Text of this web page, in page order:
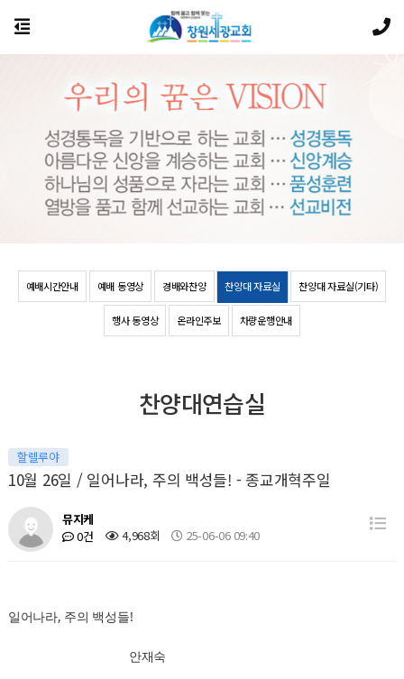
예배시간안내 예배 동영상 경배와찬양 찬양대 자료실 찬양대 자료실(기타)
행사 동영상 온라인주보 차량운행안내
찬양대연습실
할렐루야
10월 26일 / 일어나라, 주의 백성들! - 종교개혁주일
뮤지케
0건
4,968회 25-06-06 09:40
일어나라, 주의 백성들!
안재숙